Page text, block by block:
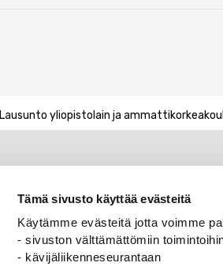
Tämä sivusto käyttää evästeitä
Käytämme evästeitä jotta voimme
- sivuston välttämättömiin
- kävijäliikenneseurantaan
Lausunto yliopistolain ja